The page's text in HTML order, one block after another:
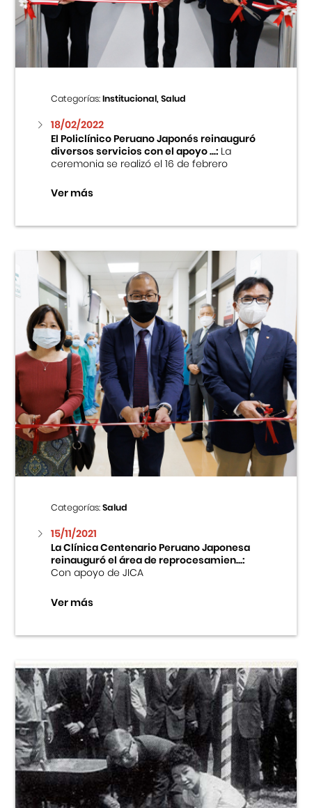
Centro Cultural Peruano Japonés
Cursos
Museo de la Inmigración Japonesa
Fondo Editorial
Teatro Peruano Japonés
Categorías:Institucional, Salud
18/02/2022
El Policlínico Peruano Japonés reinauguró
diversos servicios con el apoyo ...:La
ceremonia se realizó el 16 de febrero
Ver más
Categorías:Salud
15/11/2021
La Clínica Centenario Peruano Japonesa
reinauguró el área de reprocesamien...:
Con apoyo de JICA
Ver más